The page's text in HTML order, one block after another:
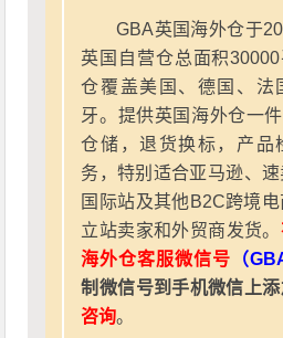
GBA英国海外仓于
英国自营仓总面积
仓覆盖美国、德国、法
牙。提供英国海外仓一
仓储，退货换标，产品
务，特别适合亚马逊、
国际站及其他B2C跨境
立站卖家和外贸商发货。
海外仓客服微信号 （
制微信号到手机微信上
咨询。